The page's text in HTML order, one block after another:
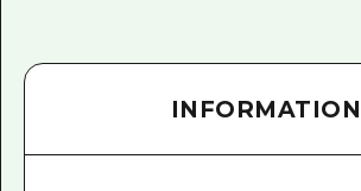
INFORMATION